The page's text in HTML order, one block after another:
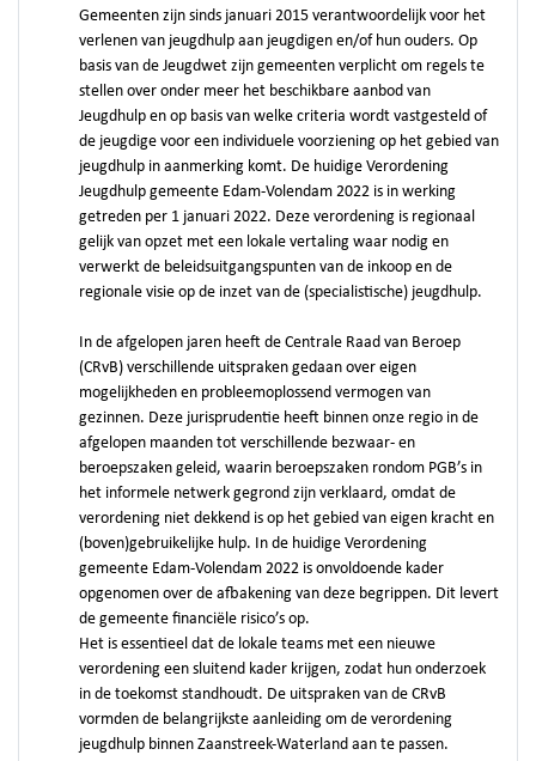
Gemeenten zijn sinds januari 2015 verantwoordelijk voor het
verlenen van jeugdhulp aan jeugdigen en/of hun ouders. Op
basis van de Jeugdwet zijn gemeenten verplicht om regels te
stellen over onder meer het beschikbare aanbod van
Jeugdhulp en op basis van welke criteria wordt vastgesteld of
de jeugdige voor een individuele voorziening op het gebied van
jeugdhulp in aanmerking komt. De huidige Verordening
Jeugdhulp gemeente Edam-Volendam 2022 is in werking
getreden per 1 januari 2022. Deze verordening is regionaal
gelijk van opzet met een lokale vertaling waar nodig en
verwerkt de beleidsuitgangspunten van de inkoop en de
regionale visie op de inzet van de (specialistische) jeugdhulp.
In de afgelopen jaren heeft de Centrale Raad van Beroep
(CRvB) verschillende uitspraken gedaan over eigen
mogelijkheden en probleemoplossend vermogen van
gezinnen. Deze jurisprudentie heeft binnen onze regio in de
afgelopen maanden tot verschillende bezwaar- en
beroepszaken geleid, waarin beroepszaken rondom PGB’s in
het informele netwerk gegrond zijn verklaard, omdat de
verordening niet dekkend is op het gebied van eigen kracht en
(boven)gebruikelijke hulp. In de huidige Verordening
gemeente Edam-Volendam 2022 is onvoldoende kader
opgenomen over de afbakening van deze begrippen. Dit levert
de gemeente financiële risico’s op.
Het is essentieel dat de lokale teams met een nieuwe
verordening een sluitend kader krijgen, zodat hun onderzoek
in de toekomst standhoudt. De uitspraken van de CRvB
vormden de belangrijkste aanleiding om de verordening
jeugdhulp binnen Zaanstreek-Waterland aan te passen.